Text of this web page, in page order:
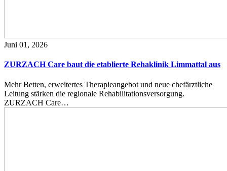
Juni 01, 2026
ZURZACH Care baut die etablierte Rehaklinik Limmattal aus
Mehr Betten, erweitertes Therapieangebot und neue chefärztliche
Leitung stärken die regionale Rehabilitationsversorgung.
ZURZACH Care…